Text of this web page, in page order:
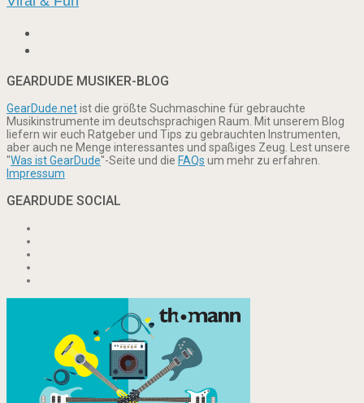
GEARDUDE MUSIKER-BLOG
GearDude.netist die größte Suchmaschine für gebrauchte
Musikinstrumente im deutschsprachigen Raum. Mit unserem Blog
liefern wir euch Ratgeber und Tips zu gebrauchten Instrumenten,
aber auch ne Menge interessantes und spaßiges Zeug. Lest unsere
"Was ist GearDude"-Seite und die FAQs um mehr zu erfahren.
Impressum
GEARDUDE SOCIAL